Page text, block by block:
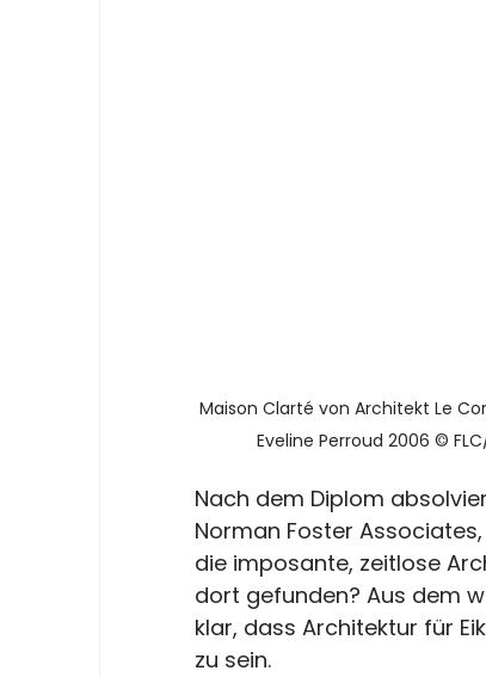
Maison Clarté von Architekt Le
Eveline Perroud 2006 ©
Nach dem Diplom
Norman Foster
die imposante, zeitlose
dort gefunden? Aus dem
klar, dass Architektur für
zu sein.